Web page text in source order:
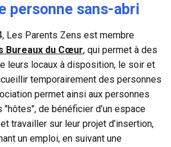
personne sans-abri
Les Parents Zens est membre
Bureaux du Cœur, qui permet à des
leurs locaux à disposition, le soir et
temporairement des personnes
permet ainsi aux personnes
de bénéficier d’un espace
travailler sur leur projet d’insertion,
un emploi, en suivant une